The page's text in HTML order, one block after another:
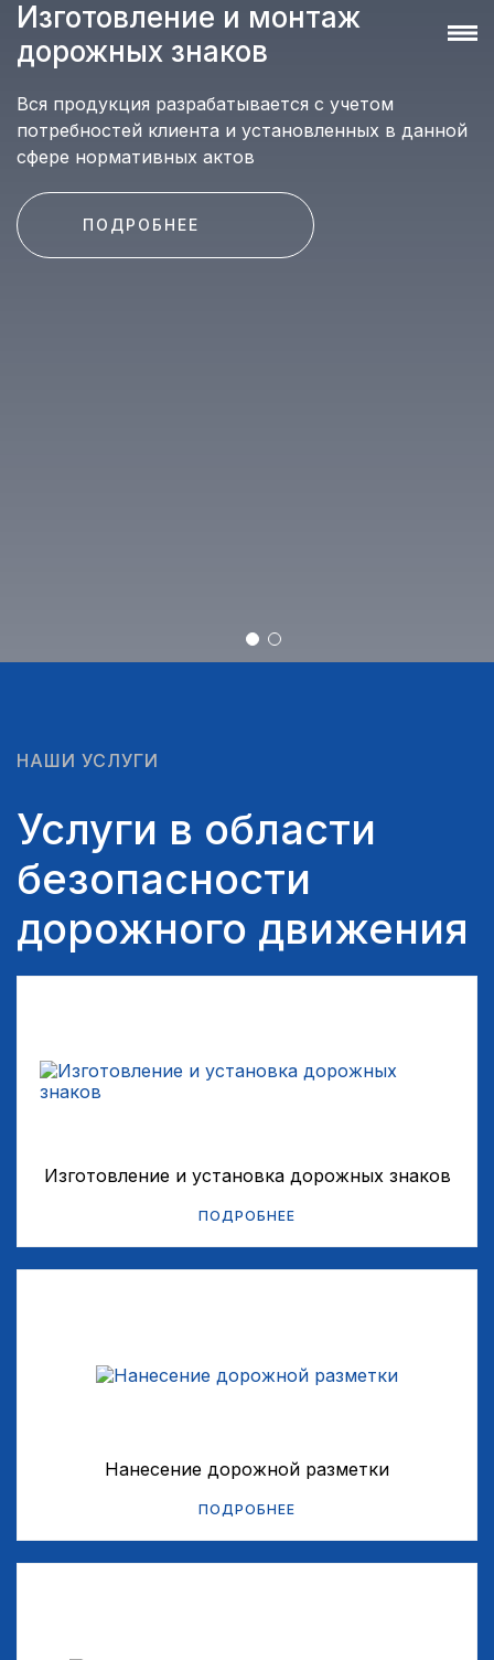
Изготовление и монтаж
дорожных знаков
Вся продукция разрабатывается с учетом
потребностей клиента и установленных в данной
сфере нормативных актов
ПОДРОБНЕЕ
НАШИ УСЛУГИ
Услуги в области
безопасности
дорожного движения
Изготовление и установка дорожных знаков
ПОДРОБНЕЕ
Нанесение дорожной разметки
ПОДРОБНЕЕ